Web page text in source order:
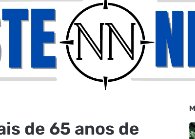
de 65 anos de